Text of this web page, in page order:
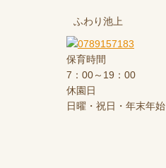
ふわり池上
保育時間
7：00～19：00
休園日
日曜・祝日・年末年始